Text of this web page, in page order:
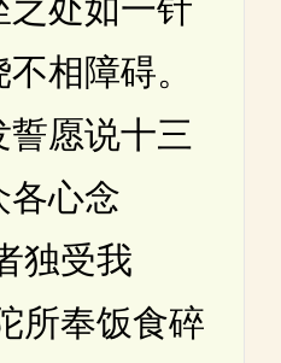
之处如一针
相障碍。
愿说十三
各心念
独受我
所奉饭食碎